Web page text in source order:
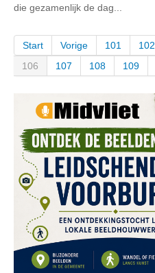
die gezamenlijk de dag...
Start Vorige 101 102
106
107 108 109